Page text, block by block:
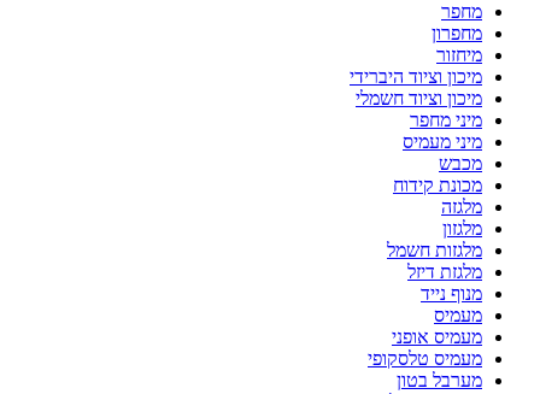
מחפר
מחפרון
מיחזור
מיכון וציוד היברידי
מיכון וציוד חשמלי
מיני מחפר
מיני מעמיס
מכבש
מכונת קידוח
מלגזה
מלגזון
מלגזות חשמל
מלגזת דיזל
מנוף נייד
מעמיס
מעמיס אופני
מעמיס טלסקופי
מערבל בטון